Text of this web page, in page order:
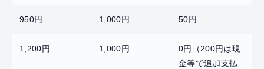
950円 1,000円 50円
1,200円 1,000円
0円（200円は現
金等で追加支払